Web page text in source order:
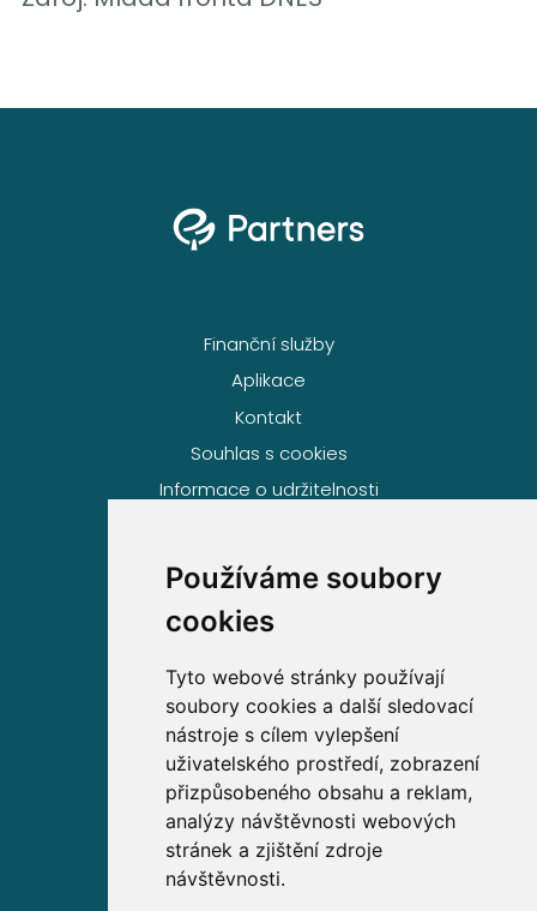
Používáme soubory
cookies
Tyto webové stránky používají
soubory cookies a další sledovací
nástroje s cílem vylepšení
uživatelského prostředí, zobrazení
přizpůsobeného obsahu a reklam,
analýzy návštěvnosti webových
stránek a zjištění zdroje
návštěvnosti.
Finanční služby
Aplikace
Kontakt
Souhlas s cookies
Informace o udržitelnosti
Volejte zdarma na
800 63 63 63
Sídlo společnosti
Partners Financial Services, a.s.
Prague Gate, 4. patro,
Türkova 2319/5b, 149 00
Praha 4 – Chodov